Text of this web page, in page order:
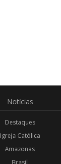
Notícias
Destaques
Igreja Católica
Amazonas
Brasil